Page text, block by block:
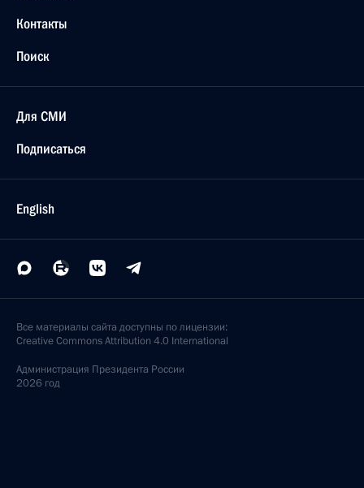
Контакты
Поиск
Для СМИ
Подписаться
English
Все материалы сайта доступны по лицензии:
Creative Commons Attribution 4.0 International
Администрация Президента России
2026 год